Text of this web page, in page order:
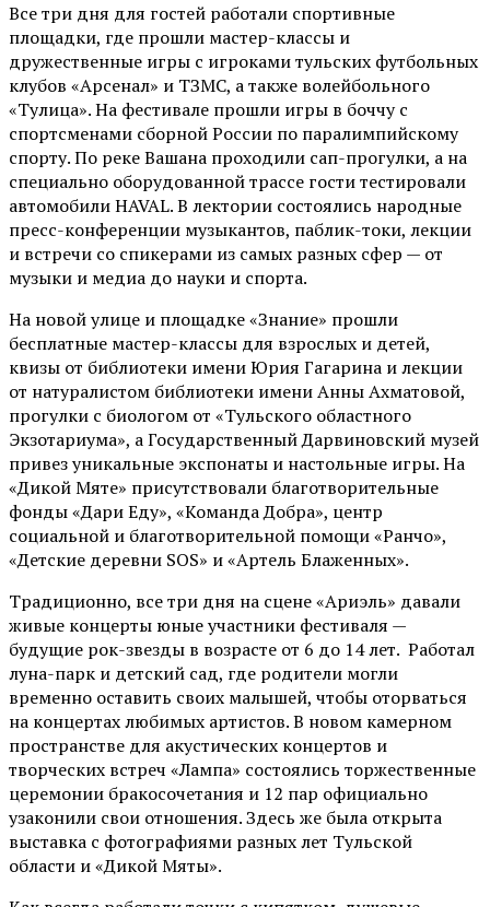
Все три дня для гостей работали спортивные
площадки, где прошли мастер-классы и
дружественные игры с игроками тульских футбольных
клубов «Арсенал» и ТЗМС, а также волейбольного
«Тулица». На фестивале прошли игры в боччу с
спортсменами сборной России по паралимпийскому
спорту. По реке Вашана проходили сап-прогулки, а на
специально оборудованной трассе гости тестировали
автомобили HAVAL. В лектории состоялись народные
пресс-конференции музыкантов, паблик-токи, лекции
и встречи со спикерами из самых разных сфер — от
музыки и медиа до науки и спорта.
На новой улице и площадке «Знание» прошли
бесплатные мастер-классы для взрослых и детей,
квизы от библиотеки имени Юрия Гагарина и лекции
от натуралистом библиотеки имени Анны Ахматовой,
прогулки с биологом от «Тульского областного
Экзотариума», а Государственный Дарвиновский музей
привез уникальные экспонаты и настольные игры. На
«Дикой Мяте» присутствовали благотворительные
фонды «Дари Еду», «Команда Добра», центр
социальной и благотворительной помощи «Ранчо»,
«Детские деревни SOS» и «Артель Блаженных».
Традиционно, все три дня на сцене«Ариэль» давали
живые концерты юные участники фестиваля —
будущие рок-звезды в возрасте от 6 до 14 лет. Работал
луна-парк и детский сад, где родители могли
временно оставить своих малышей, чтобы оторваться
на концертах любимых артистов. В новом камерном
пространстве для акустических концертов и
творческих встреч «Лампа» состоялись торжественные
церемонии бракосочетания и 12 пар официально
узаконили свои отношения. Здесь же была открыта
выставка с фотографиями разных лет Тульской
области и «Дикой Мяты».